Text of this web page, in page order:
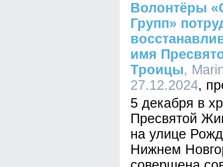
Волонтёры
Групп»
имя
Троицы,
27.12.2024
5 декабря в
Пресвятой
на улице
Нижнем